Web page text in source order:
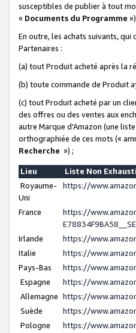
susceptibles de publier à tout
« Documents du Programme
En outre, les achats suivants,
Partenaires :
(a) tout Produit acheté après la
(b) toute commande de Produit
(c) tout Produit acheté par un
des offres ou des ventes aux
autre Marque d'Amazon (une
orthographiée de ces mots («
Recherche ») ;
Lieu
Liste Non
Royaume-
Uni
https://
France
https://
Irlande
https://
Italie
https://
Pays-Bas
https://
Espagne
https://
Allemagne https://
Suède
https://
Pologne
https://